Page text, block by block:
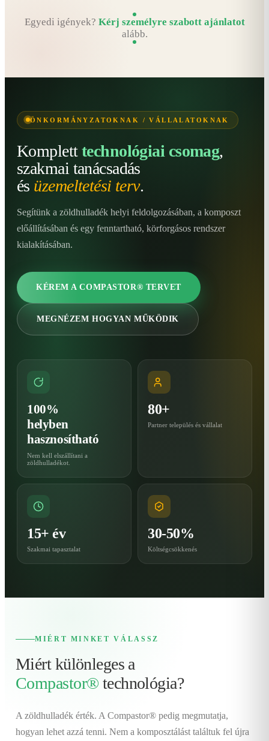
Egyedi igények? Kérj személyre szabott ajánlatot
alább.
ÖNKORMÁNYZATOKNAK / VÁLLALATOKNAK
Kompletttechnológiai csomag,
szakmai tanácsadás
és üzemeltetési terv.
Segítünk a zöldhulladék helyi feldolgozásában, a komposzt
előállításában és egy fenntartható, körforgásos rendszer
kialakításában.
KÉREM A COMPASTOR® TERVET
MEGNÉZEM HOGYAN MŰKÖDIK
100%
helyben
hasznosítható
Nem kell elszállítani a
zöldhulladékot.
80+
Partner település és vállalat
15+ év
Szakmai tapasztalat
30-50%
Költségcsökkenés
MIÉRT MINKET VÁLASSZ
Miért különleges a
Compastor® technológia?
A zöldhulladék érték. A Compastor® pedig megmutatja,
hogyan lehet azzá tenni. Nem a komposztálást találtuk fel újra